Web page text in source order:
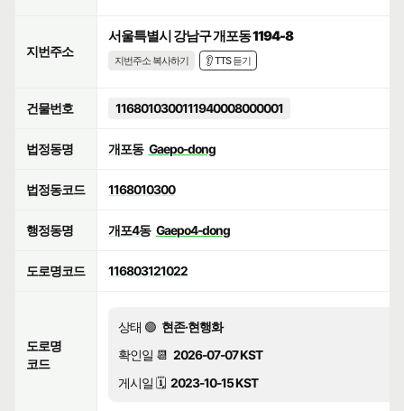
지번주소
서울특별시 강남구 개포동 1194-8
지번주소 복사하기 👂 TTS 듣기
건물번호 1168010300111940008000001
법정동명 개포동 Gaepo-dong
법정동코드 1168010300
행정동명 개포4동 Gaepo4-dong
도로명코드 116803121022
도로명
코드
상태 🟢 현존·현행화
확인일 📆 2026-07-07 KST
게시일 🗓️ 2023-10-15 KST